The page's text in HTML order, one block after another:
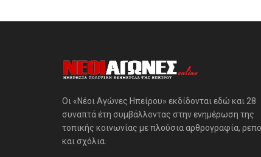
Οι «Νέοι Αγώνες Ηπείρου» εκδίδονται εδώ και 28
συναπτά έτη συμβάλλοντας στην ενημέρωση της
τοπικής κοινωνίας με πλούσια αρθρογραφία,
και σχόλια.